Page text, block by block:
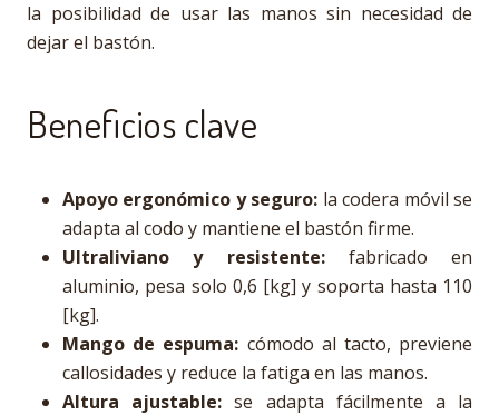
la posibilidad de usar las manos sin necesidad de
dejar el bastón.
Beneficios clave
Apoyo ergonómico y seguro: la codera móvil se
adapta al codo y mantiene el bastón firme.
Ultraliviano y resistente:fabricado en
aluminio, pesa solo 0,6 [kg] y soporta hasta 110
[kg].
Mango de espuma: cómodo al tacto, previene
callosidades y reduce la fatiga en las manos.
Altura ajustable: se adapta fácilmente a la